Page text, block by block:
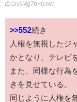
ID:UvU4g7b+0.net
>>552続き
人権を無視したジ
かとなり、テレビ
また、同様な行為
きを見せている。
同じように人権を